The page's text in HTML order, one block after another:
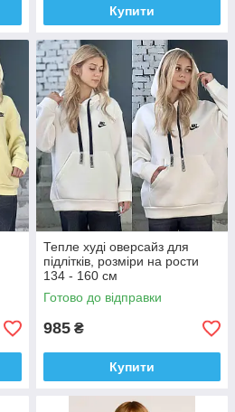
Купити
Тепле худі оверсайз для
підлітків, розміри на рости
134 - 160 см
Готово до відправки
985 ₴
Купити